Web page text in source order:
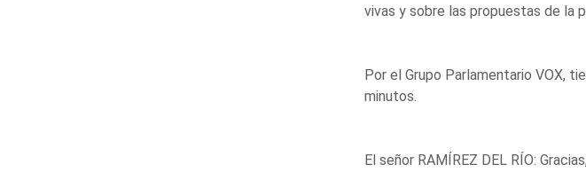
vivas y sobre las propuestas de la
Por el Grupo Parlamentario VOX,
minutos.
El señor RAMÍREZ DEL RÍO: